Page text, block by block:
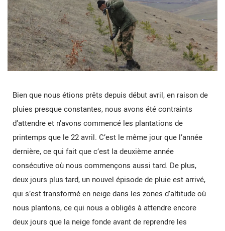
Bien que nous étions prêts depuis début avril, en raison de
pluies presque constantes, nous avons été contraints
d’attendre et n’avons commencé les plantations de
printemps que le 22 avril. C’est le même jour que l’année
dernière, ce qui fait que c’est la deuxième année
consécutive où nous commençons aussi tard. De plus,
deux jours plus tard, un nouvel épisode de pluie est arrivé,
qui s’est transformé en neige dans les zones d’altitude où
nous plantons, ce qui nous a obligés à attendre encore
deux jours que la neige fonde avant de reprendre les